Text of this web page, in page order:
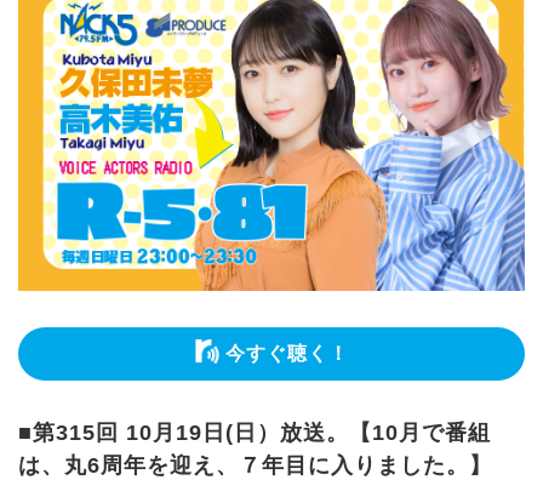
今すぐ聴く！
■第315回 10月19日(日）放送。【10月で番組
は、丸6周年を迎え、７年目に入りました。】